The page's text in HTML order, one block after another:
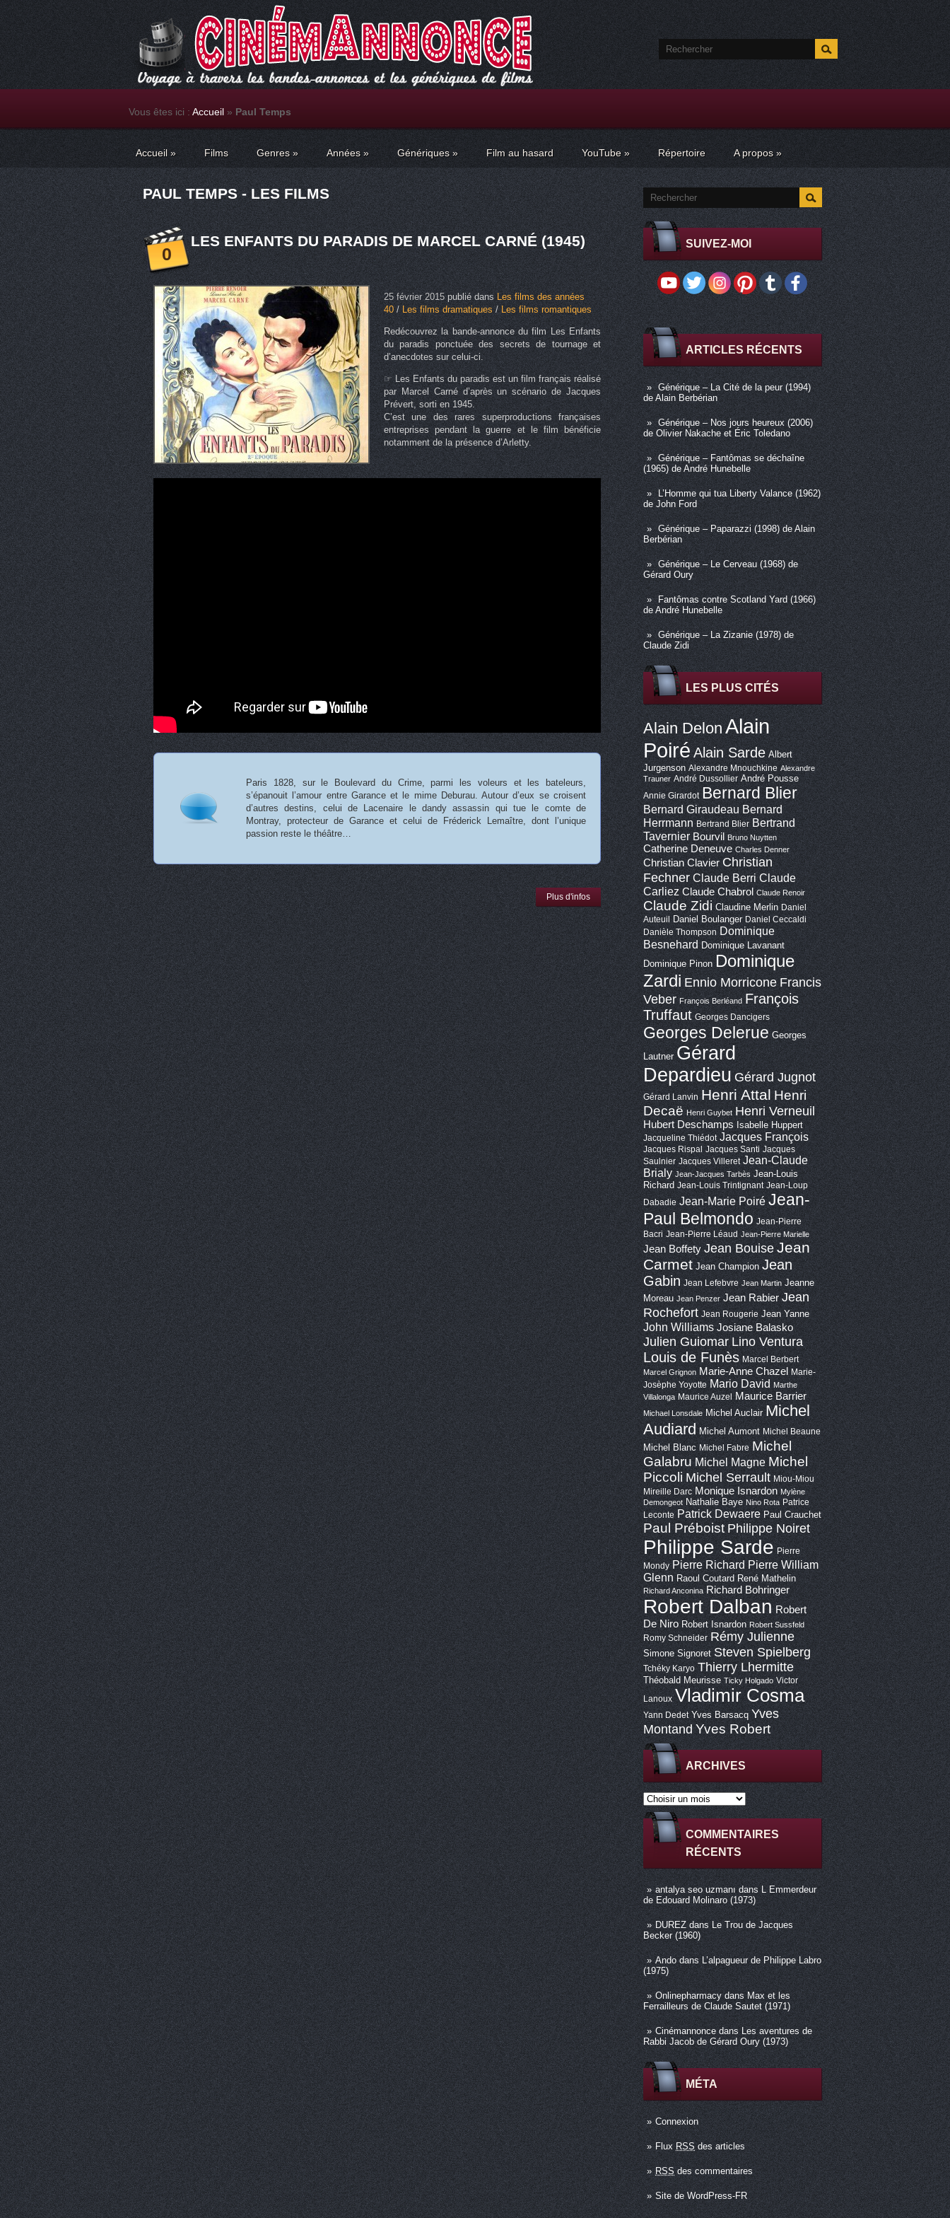
Vous êtes ici : Accueil » Paul Temps
Accueil » Films Genres» Années » Génériques » Film au hasard YouTube » Répertoire A propos »
SUIVEZ-MOI
ARTICLES RÉCENTS
Générique – La Cité de la peur (1994)
de Alain Berbérian
Générique – Nos jours heureux (2006)
de Olivier Nakache et Éric Toledano
Générique – Fantômas se déchaîne
(1965) de André Hunebelle
L’Homme qui tua Liberty Valance (1962)
de John Ford
Générique – Paparazzi (1998) de Alain
Berbérian
Générique – Le Cerveau (1968) de
Gérard Oury
Fantômas contre Scotland Yard (1966)
de André Hunebelle
Générique – La Zizanie (1978) de
Claude Zidi
LES PLUS CITÉS
Alain DelonAlain
Poiré Alain Sarde Albert
Jurgenson Alexandre Mnouchkine Alexandre
Trauner André Dussollier André Pousse
Annie Girardot Bernard Blier
Bernard Giraudeau Bernard
Herrmann Bertrand Blier Bertrand
Tavernier Bourvil Bruno Nuytten
Catherine Deneuve Charles Denner
Christian Clavier Christian
Fechner Claude Berri Claude
Carliez Claude Chabrol Claude Renoir
Claude Zidi Claudine Merlin Daniel
Auteuil
Daniel Boulanger Daniel Ceccaldi
Danièle Thompson Dominique
Besnehard Dominique Lavanant
Dominique Pinon Dominique
Zardi Ennio Morricone Francis
Veber François Berléand François
Truffaut Georges Dancigers
Georges Delerue Georges
Lautner Gérard
Depardieu Gérard Jugnot
Gérard Lanvin Henri Attal Henri
Decaë Henri Guybet Henri Verneuil
Hubert Deschamps Isabelle Huppert
Jacqueline Thiédot Jacques François
Jacques Rispal Jacques Santi Jacques
Saulnier Jacques Villeret Jean-Claude
Brialy Jean-Jacques Tarbès Jean-Louis
Richard Jean-Louis Trintignant Jean-Loup
Dabadie Jean-Marie Poiré Jean-
Paul Belmondo Jean-Pierre
Bacri Jean-Pierre Léaud Jean-Pierre Marielle
Jean Boffety Jean BouiseJean
Carmet Jean Champion Jean
Gabin Jean Lefebvre Jean Martin Jeanne
Moreau Jean Penzer Jean Rabier Jean
Rochefort Jean Rougerie Jean Yanne
John Williams Josiane Balasko
Julien Guiomar Lino Ventura
Louis de Funès Marcel Berbert
Marcel Grignon Marie-Anne Chazel
Marie-
Josèphe Yoyotte Mario David Marthe
Villalonga Maurice Auzel Maurice Barrier
Michael Lonsdale Michel Auclair Michel
Audiard Michel Aumont Michel Beaune
Michel Blanc Michel Fabre Michel
Galabru Michel Magne Michel
Piccoli Michel Serrault Miou-Miou
Mireille Darc Monique Isnardon Mylène
Demongeot Nathalie Baye Nino Rota Patrice
Leconte Patrick Dewaere Paul Crauchet
Paul Préboist Philippe Noiret
Philippe Sarde Pierre
Mondy Pierre Richard Pierre William
Glenn Raoul Coutard René Mathelin
Richard Anconina Richard Bohringer
Robert Dalban Robert
De Niro Robert Isnardon Robert Sussfeld
Romy Schneider Rémy Julienne
Simone Signoret Steven Spielberg
Tchéky Karyo Thierry Lhermitte
Théobald Meurisse Ticky Holgado Victor
Lanoux Vladimir Cosma
Yann Dedet Yves Barsacq Yves
Montand Yves Robert
ARCHIVES
COMMENTAIRES
RÉCENTS
antalya seo uzmanıdans L Emmerdeur
de Edouard Molinaro (1973)
DUREZdans Le Trou de Jacques
Becker (1960)
Andodans L’alpagueur de Philippe Labro
(1975)
Onlinepharmacy dansMax et les
Ferrailleurs de Claude Sautet (1971)
Cinémannonce dansLes aventures de
Rabbi Jacob de Gérard Oury (1973)
MÉTA
Connexion
Flux RSS des articles
RSSdes commentaires
Site de WordPress-FR
PAUL TEMPS - LES FILMS
0
LES ENFANTS DU PARADIS DE MARCEL CARNÉ (1945)
25 février 2015 publié dansLes films des années
40/ Les films dramatiques / Les films romantiques
Redécouvrez la bande-annonce du film Les Enfants
du paradis ponctuée des secrets de tournage et
d’anecdotes sur celui-ci.
☞ Les Enfants du paradis est un film français réalisé
par Marcel Carné d’après un scénario de Jacques
Prévert, sorti en 1945.
C’est une des rares superproductions françaises
entreprises pendant la guerre et le film bénéficie
notamment de la présence d’Arletty.
Paris 1828, sur le Boulevard du Crime, parmi les voleurs et les bateleurs,
s’épanouit l’amour entre Garance et le mime Deburau. Autour d’eux se croisent
d’autres destins, celui de Lacenaire le dandy assassin qui tue le comte de
Montray, protecteur de Garance et celui de Fréderick Lemaître, dont l’unique
passion reste le théâtre…
Plus d'infos